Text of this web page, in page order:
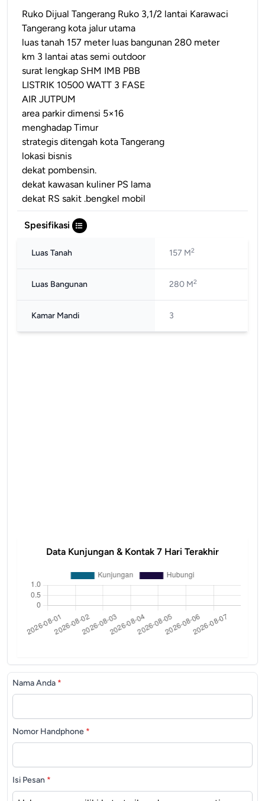
Ruko Dijual Tangerang Ruko 3,1/2 lantai Karawaci
Tangerang kota jalur utama
luas tanah 157 meter luas bangunan 280 meter
km 3 lantai atas semi outdoor
surat lengkap SHM IMB PBB
LISTRIK 10500 WATT 3 FASE
AIR JUTPUM
area parkir dimensi 5×16
menghadap Timur
strategis ditengah kota Tangerang
lokasi bisnis
dekat pombensin.
dekat kawasan kuliner PS lama
dekat RS sakit .bengkel mobil
Spesifikasi
Luas Tanah 157 M2
Luas Bangunan 280 M2
Kamar Mandi 3
Data Kunjungan & Kontak 7 Hari Terakhir
Nama Anda *
Nomor Handphone *
Isi Pesan *